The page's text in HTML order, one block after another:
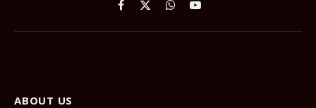
Facebook
X
WhatsApp
YouTube
ABOUT US